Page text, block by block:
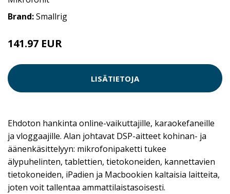
Brand:Smallrig
141.97 EUR
LISÄTIETOJA
Ehdoton hankinta online-vaikuttajille, karaokefaneille
ja vloggaajille. Alan johtavat DSP-aitteet kohinan- ja
äänenkäsittelyyn: mikrofonipaketti tukee
älypuhelinten, tablettien, tietokoneiden, kannettavien
tietokoneiden, iPadien ja Macbookien kaltaisia laitteita,
joten voit tallentaa ammattilaistasoisesti.